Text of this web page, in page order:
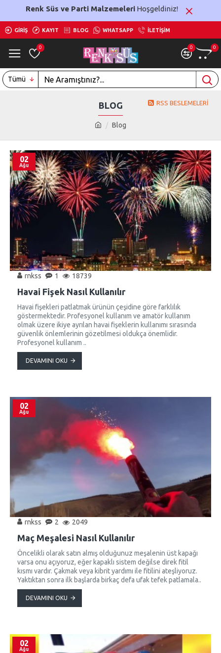
Renk Süs ve Parti MalzemeleriHoşgeldiniz!
GIRIŞ KAYIT BLOG WHATSAPP İLETIŞIM
0 0 0
Tümü
Blog
BLOG RSS BESLEMELERI
02
Ağu
rnkss 1 18739
Havai Fişek Nasıl Kullanılır
Havai fişekleri patlatmak ürünün çeşidine göre farklılık
göstermektedir. Profesyonel kullanım ve amatör kullanım
olmak üzere ikiye ayrılan havai fişeklerin kullanımı sırasında
güvenlik önlemlerinin gözetilmesi oldukça önemlidir.
Profesyonel kullanım ..
DEVAMINI OKU
02
Ağu
rnkss 2 2049
Maç Meşalesi Nasıl Kullanılır
Öncelikli olarak satın almış olduğunuz meşalenin üst kapağı
varsa onu açıyoruz, eğer kapaklı sistem değilse direk fitil
kısmı vardır. Çakmak veya kibrit yardımı ile fitilini ateşliyoruz.
Yaktıktan sonra ilk başlarda birkaç defa ufak tefek patlamala..
DEVAMINI OKU
02
Ağu